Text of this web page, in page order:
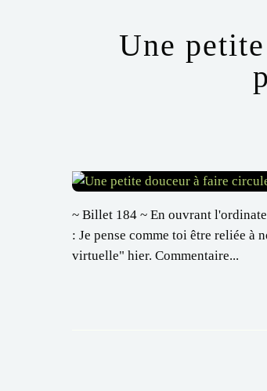
Une
~ Billet 184 ~ En ouvrant
: Je pense comme toi être reliée à
virtuelle" hier. Commentaire...